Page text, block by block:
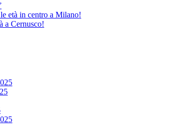
età in centro a Milano!
a Cernusco!